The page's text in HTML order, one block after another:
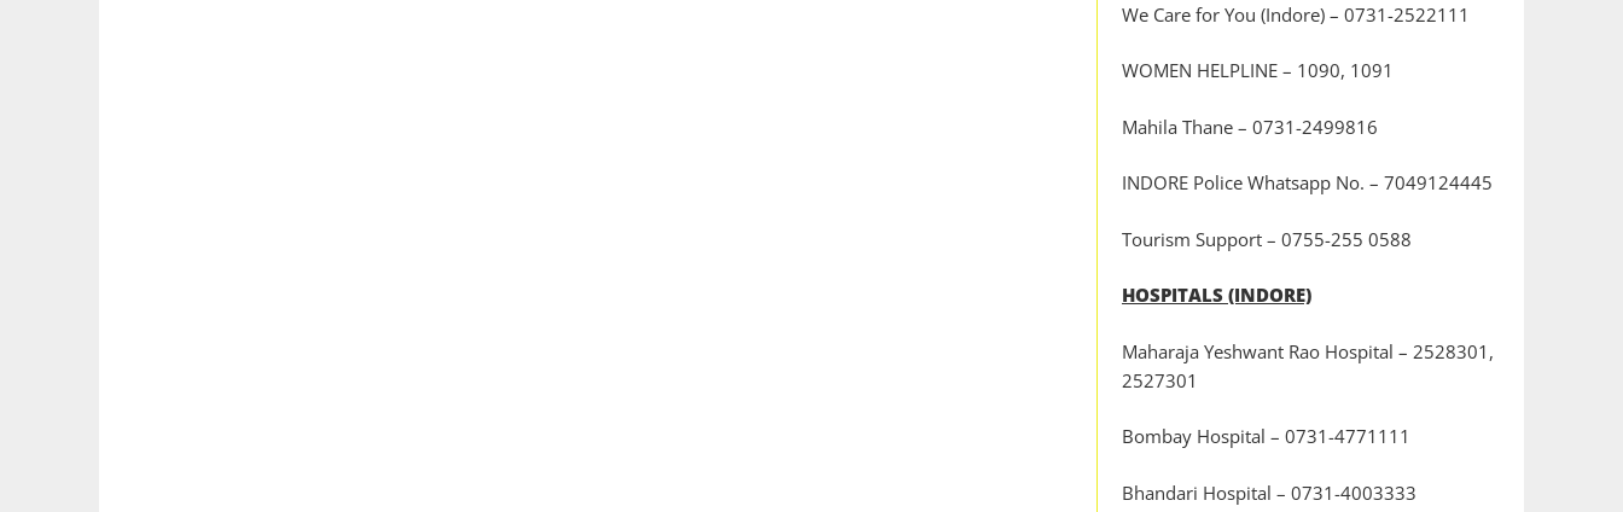
We Care for You (Indore) – 0731-2522111
WOMEN HELPLINE – 1090, 1091
Mahila Thane – 0731-2499816
INDORE Police Whatsapp No. – 7049124445
Tourism Support – 0755-255 0588
HOSPITALS (INDORE)
Maharaja Yeshwant Rao Hospital – 2528301,
2527301
Bombay Hospital – 0731-4771111
Bhandari Hospital – 0731-4003333